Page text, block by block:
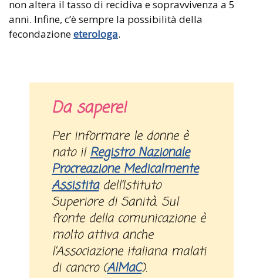
non altera il tasso di recidiva e sopravvivenza a 5
anni. Infine, c’è sempre la possibilità della
fecondazioneeterologa.
Da sapere!
Per informare le donne è
nato ilRegistro Nazionale
Procreazione Medicalmente
Assistitadell’Istituto
Superiore di Sanità. Sul
fronte della comunicazione è
molto attiva anche
l’Associazione italiana malati
di cancro (AIMaC).